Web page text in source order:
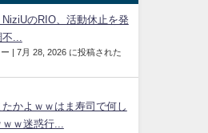
NiziUのRIO、活動休止を発
...
| 7月 28, 2026 に投稿された
たかよｗｗはま寿司で何し
ｗ迷惑行...